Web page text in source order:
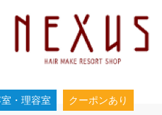
・理容室 クーポンあり